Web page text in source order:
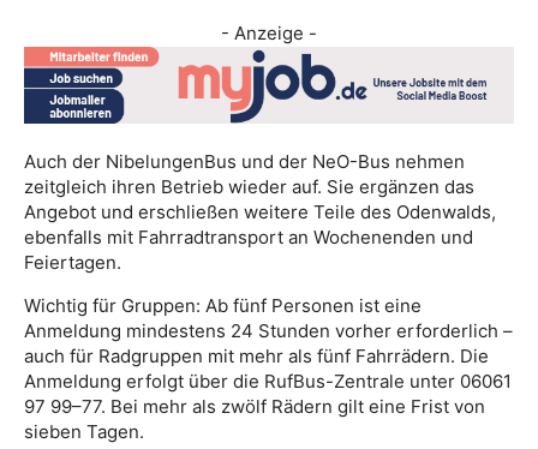
- Anzeige -
Auch der NibelungenBus und der NeO-Bus nehmen
zeitgleich ihren Betrieb wieder auf. Sie ergänzen das
Angebot und erschließen weitere Teile des Odenwalds,
ebenfalls mit Fahrradtransport an Wochenenden und
Feiertagen.
Wichtig für Gruppen: Ab fünf Personen ist eine
Anmeldung mindestens 24 Stunden vorher erforderlich –
auch für Radgruppen mit mehr als fünf Fahrrädern. Die
Anmeldung erfolgt über die RufBus-Zentrale unter 06061
97 99–77. Bei mehr als zwölf Rädern gilt eine Frist von
sieben Tagen.